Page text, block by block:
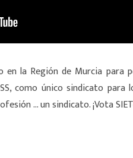
en la Región de Murcia para
como único sindicato
… un sindicato. ¡Vota